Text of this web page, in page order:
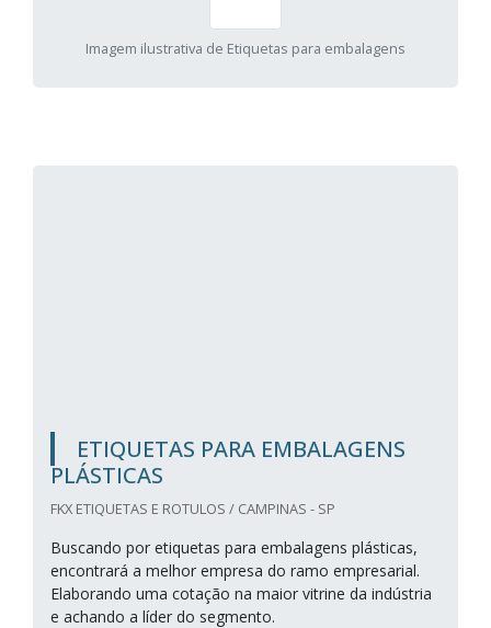
Imagem ilustrativa de Etiquetas para embalagens
ETIQUETAS PARA EMBALAGENS
PLÁSTICAS
FKX ETIQUETAS E ROTULOS / CAMPINAS - SP
Buscando por etiquetas para embalagens plásticas,
encontrará a melhor empresa do ramo empresarial.
Elaborando uma cotação na maior vitrine da indústria
e achando a líder do segmento.